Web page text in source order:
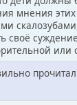
мнения
своё